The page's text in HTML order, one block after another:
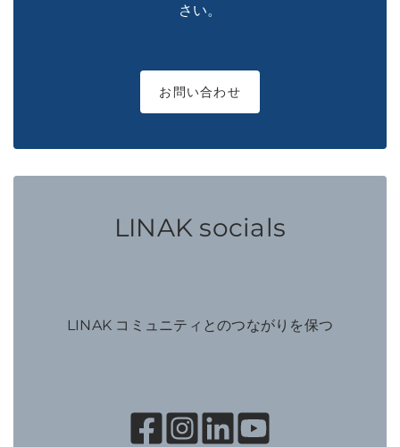
さい。
お問い合わせ
LINAK socials
LINAK コミュニティとのつながりを保つ